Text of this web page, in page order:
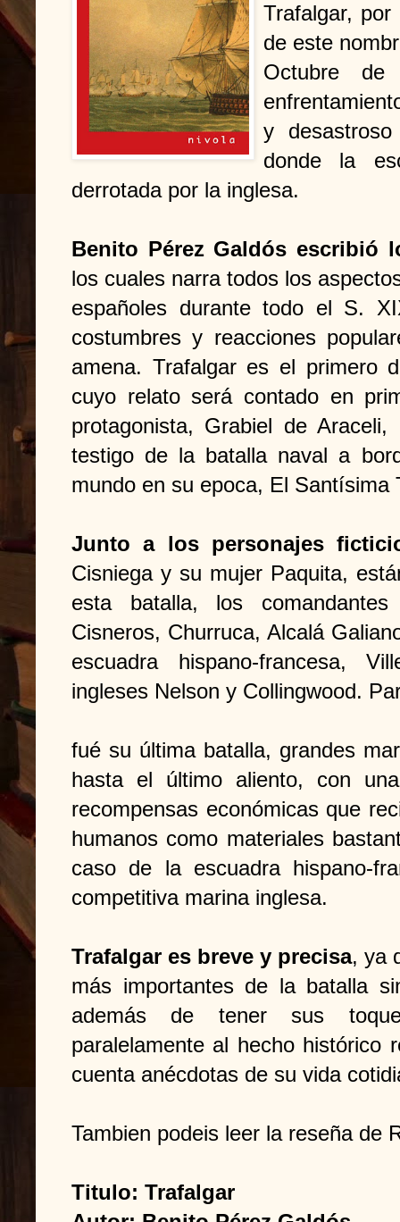
Trafalgar,
de este
Octubre
y
donde la
derrotada por la inglesa.
Benito Pérez Galdós escribió
los cuales narra todos los
españoles durante todo el S.
costumbres y reacciones
amena. Trafalgar es el primero
cuyo relato será contado en
protagonista, Grabiel de
testigo de la batalla naval a
mundo en su epoca, El Santísima
Junto a los personajes
Cisniega y su mujer Paquita,
esta batalla, los comandantes
Cisneros, Churruca, Alcalá
escuadra hispano-francesa,
ingleses Nelson y Collingwood.
fué su última batalla, grandes
hasta el último aliento, con
recompensas económicas que
humanos como materiales
caso de la escuadra hispano-
competitiva marina inglesa.
Trafalgar es breve y precisa, ya
más importantes de la batalla
además de tener sus
paralelamente al hecho histórico
cuenta anécdotas de su vida
Tambien podeis leer la reseña de
Titulo: Trafalgar